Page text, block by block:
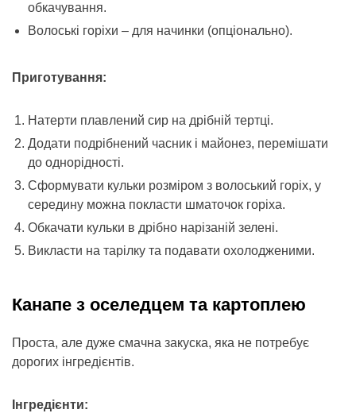
обкачування.
Волоські горіхи – для начинки (опціонально).
Приготування:
Натерти плавлений сир на дрібній тертці.
Додати подрібнений часник і майонез, перемішати
до однорідності.
Сформувати кульки розміром з волоський горіх, у
середину можна покласти шматочок горіха.
Обкачати кульки в дрібно нарізаній зелені.
Викласти на тарілку та подавати охолодженими.
Канапе з оселедцем та картоплею
Проста, але дуже смачна закуска, яка не потребує
дорогих інгредієнтів.
Інгредієнти: